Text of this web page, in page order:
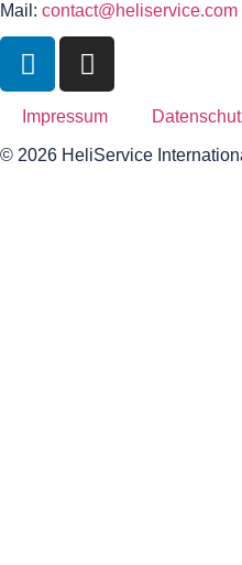
Mail: contact@heliservice.com
Impressum
© 2026 HeliService